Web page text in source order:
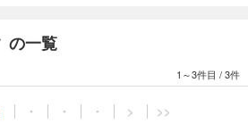
の一覧
1～3件目 /3件
・ ・ ・ > >>